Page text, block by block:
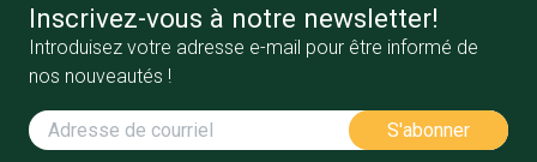
Inscrivez-vous à notre newsletter!
Introduisez votre adresse e-mail pour être informé de
nos nouveautés !